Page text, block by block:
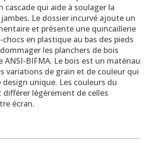
cascade qui aide à soulager la
Le dossier incurvé ajoute un
et présente une quincaillerie
chocs en plastique au bas des pieds
les planchers de bois
ANSI-BIFMA. Le bois est un matériau
variations de grain et de couleur qui
unique. Les couleurs du
légèrement de celles
écran.